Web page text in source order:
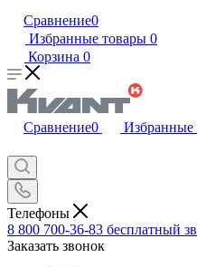
Сравнение0
Избранные товары 0
Корзина 0
Сравнение0 Избранные
Телефоны
8 800 700-36-83 бесплатный
Заказать звонок